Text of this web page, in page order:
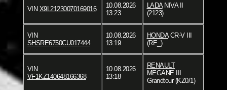
VIN X9L21230070169016
10.08.2026
13:23
LADANIVA II
(2123)
VIN
SHSRE6750CU017444
10.08.2026
13:19
HONDACR-V III
(RE_)
VIN
VF1KZ140648166368
10.08.2026
13:18
RENAULT
MEGANE III
Grandtour (KZ0/1)